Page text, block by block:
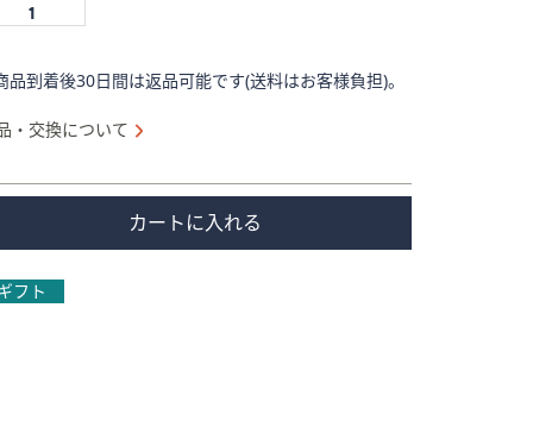
品到着後30日間は返品可能です(送料はお客様負担)。
・交換について
カートに入れる
フト